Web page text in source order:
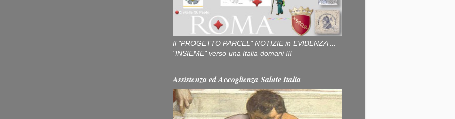
Il "PROGETTO PARCEL" NOTIZIE in EVIDENZA ...
"INSIEME" verso una Italia domani !!!
Assistenza ed Accoglienza Salute Italia